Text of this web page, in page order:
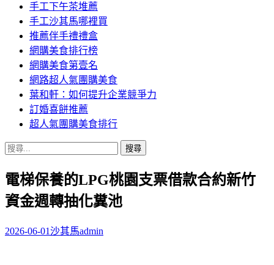
手工下午茶堆薦
手工沙其馬哪裡買
推薦伴手禮禮盒
網購美食排行榜
網購美食第壹名
網路超人氣團購美食
葉和軒：如何提升企業競爭力
訂婚喜餅推薦
超人氣團購美食排行
搜
關
鍵
字:
電梯保養的LPG桃園支票借款合約新竹
資金週轉抽化糞池
2026-06-01沙其馬admin